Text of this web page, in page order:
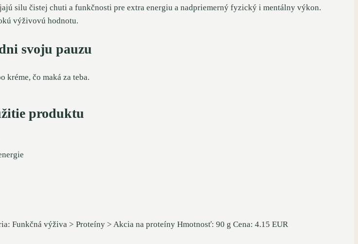
silu čistej chuti a funkčnosti pre extra energiu a nadpriemerný fyzický i mentálny výkon.
výživovú hodnotu.
svoju pauzu
kréme, čo maká za teba.
produktu
Funkčná výživa > Proteíny > Akcia na proteíny Hmotnosť: 90 g Cena: 4.15 EUR